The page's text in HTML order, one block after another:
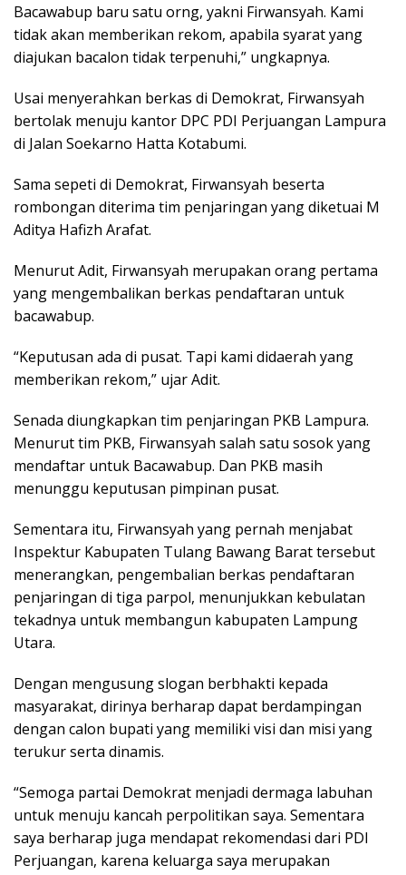
Bacawabup baru satu orng, yakni Firwansyah. Kami
tidak akan memberikan rekom, apabila syarat yang
diajukan bacalon tidak terpenuhi,” ungkapnya.
Usai menyerahkan berkas di Demokrat, Firwansyah
bertolak menuju kantor DPC PDI Perjuangan Lampura
di Jalan Soekarno Hatta Kotabumi.
Sama sepeti di Demokrat, Firwansyah beserta
rombongan diterima tim penjaringan yang diketuai M
Aditya Hafizh Arafat.
Menurut Adit, Firwansyah merupakan orang pertama
yang mengembalikan berkas pendaftaran untuk
bacawabup.
“Keputusan ada di pusat. Tapi kami didaerah yang
memberikan rekom,” ujar Adit.
Senada diungkapkan tim penjaringan PKB Lampura.
Menurut tim PKB, Firwansyah salah satu sosok yang
mendaftar untuk Bacawabup. Dan PKB masih
menunggu keputusan pimpinan pusat.
Sementara itu, Firwansyah yang pernah menjabat
Inspektur Kabupaten Tulang Bawang Barat tersebut
menerangkan, pengembalian berkas pendaftaran
penjaringan di tiga parpol, menunjukkan kebulatan
tekadnya untuk membangun kabupaten Lampung
Utara.
Dengan mengusung slogan berbhakti kepada
masyarakat, dirinya berharap dapat berdampingan
dengan calon bupati yang memiliki visi dan misi yang
terukur serta dinamis.
“Semoga partai Demokrat menjadi dermaga labuhan
untuk menuju kancah perpolitikan saya. Sementara
saya berharap juga mendapat rekomendasi dari PDI
Perjuangan, karena keluarga saya merupakan